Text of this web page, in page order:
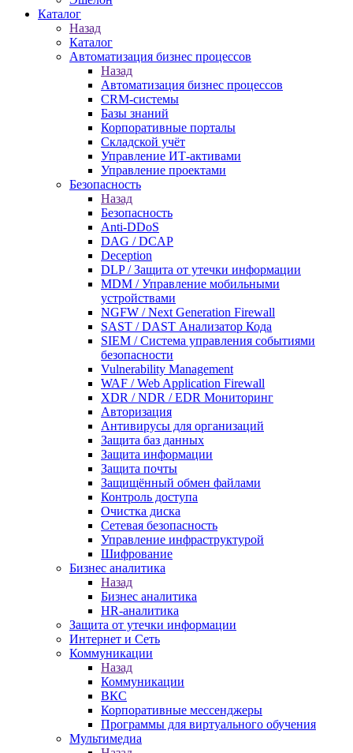
Каталог
Назад
Каталог
Автоматизация бизнес процессов
Назад
Автоматизация бизнес процессов
CRM-системы
Базы знаний
Корпоративные порталы
Складской учёт
Управление ИТ-активами
Управление проектами
Безопасность
Назад
Безопасность
Anti-DDoS
DAG / DCAP
Deception
DLP / Защита от утечки информации
MDM / Управление мобильными
устройствами
NGFW / Next Generation Firewall
SAST / DAST Анализатор Кода
SIEM / Система управления событиями
безопасности
Vulnerability Management
WAF / Web Application Firewall
XDR / NDR / EDR Мониторинг
Авторизация
Антивирусы для организаций
Защита баз данных
Защита информации
Защита почты
Защищённый обмен файлами
Контроль доступа
Очистка диска
Сетевая безопасность
Управление инфраструктурой
Шифрование
Бизнес аналитика
Назад
Бизнес аналитика
HR-аналитика
Защита от утечки информации
Интернет и Сеть
Коммуникации
Назад
Коммуникации
ВКС
Корпоративные мессенджеры
Программы для виртуального обучения
Мультимедиа